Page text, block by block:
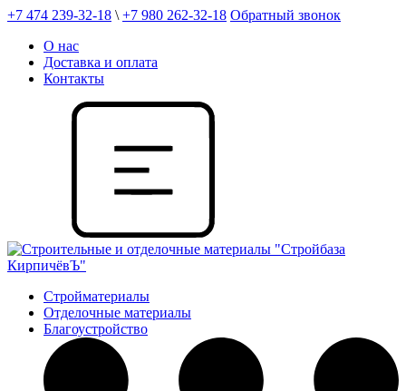
+7 474 239-32-18 \ +7 980 262-32-18 Обратный звонок
О нас
Доставка и оплата
Контакты
Стройматериалы
Отделочные материалы
Благоустройство